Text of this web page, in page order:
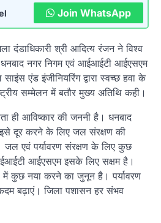
Join WhatsApp
दंडाधिकारी श्री आदित्य रंजन ने विश्व
नगर निगम एवं आईआईटी आईएसएम
एंड इंजीनियरिंग द्वारा स्वच्छ हवा के
सम्मेलन में बतौर मुख्य अतिथि कही।
ही आविष्कार की जननी है। धनबाद
दूर करने के लिए जल संरक्षण की
जल एवं पर्यावरण संरक्षण के लिए कुछ
आईएसएम इसके लिए सक्षम है।
में कुछ नया करने का जुनून है। पर्यावरण
बढ़ाएं। जिला पशासन हर संभव